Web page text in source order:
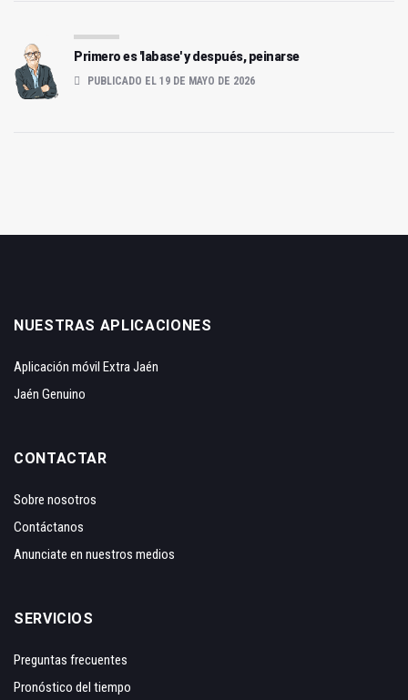
Primero es 'labase' y después, peinarse
PUBLICADO EL 19 DE MAYO DE 2026
NUESTRAS APLICACIONES
Aplicación móvil Extra Jaén
Jaén Genuino
CONTACTAR
Sobre nosotros
Contáctanos
Anunciate en nuestros medios
SERVICIOS
Preguntas frecuentes
Pronóstico del tiempo